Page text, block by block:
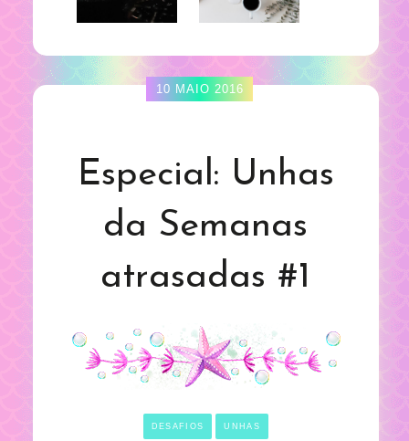
10 MAIO 2016
Especial: Unhas
da Semanas
atrasadas #1
DESAFIOS UNHAS